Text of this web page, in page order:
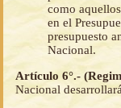
como
en el
presupuesto
Nacional.
Artículo 6°.-
Nacional